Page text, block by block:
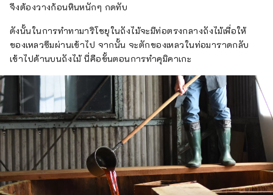
จึงต้องวางก้อนหินหนักๆ กดทับ
ดังนั้นในการทำทามาริโชยุในถังไม้จะมีท่อตรงกลางถังไม้เพื่อให้
ของเหลวซึมผ่านเข้าไป จากนั้น จะตักของเหลวในท่อมาราดกลับ
เข้าไปด้านบนถังไม้ นี่คือขั้นตอนการทำคุมิคาเกะ